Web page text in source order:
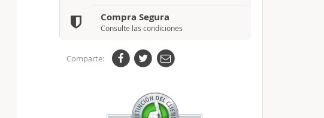
Compra Segura
Consulte las condiciones
Comparte: